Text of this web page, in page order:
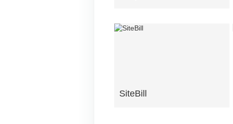
SiteBill